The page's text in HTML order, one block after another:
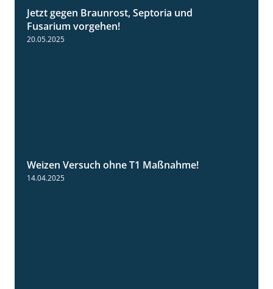
Jetzt gegen Braunrost, Septoria und
Fusarium vorgehen!
20.05.2025
Weizen Versuch ohne T1 Maßnahme!
14.04.2025